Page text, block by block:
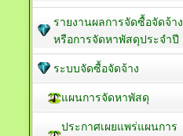
รายงานผลการจัดซื้อจัดจ้าง
หรือการจัดหาพัสดุประจำปี
ระบบจัดซื้อจัดจ้าง
แผนการจัดหาพัสดุ
ประกาศเผยแพร่แผนการ